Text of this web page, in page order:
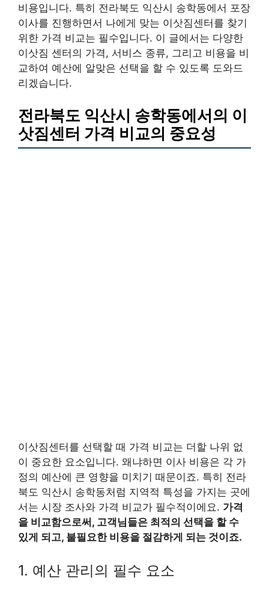
비용입니다. 특히 전라북도 익산시 송학동에서 포장
이사를 진행하면서 나에게 맞는 이삿짐센터를 찾기
위한 가격 비교는 필수입니다. 이 글에서는 다양한
이삿짐 센터의 가격, 서비스 종류, 그리고 비용을 비
교하여 예산에 알맞은 선택을 할 수 있도록 도와드
리겠습니다.
전라북도 익산시 송학동에서의 이
삿짐센터 가격 비교의 중요성
이삿짐센터를 선택할 때 가격 비교는 더할 나위 없
이 중요한 요소입니다. 왜냐하면 이사 비용은 각 가
정의 예산에 큰 영향을 미치기 때문이죠. 특히 전라
북도 익산시 송학동처럼 지역적 특성을 가지는 곳에
서는 시장 조사와 가격 비교가 필수적이에요. 가격
을 비교함으로써, 고객님들은 최적의 선택을 할 수
있게 되고, 불필요한 비용을 절감하게 되는 것이죠.
1. 예산 관리의 필수 요소